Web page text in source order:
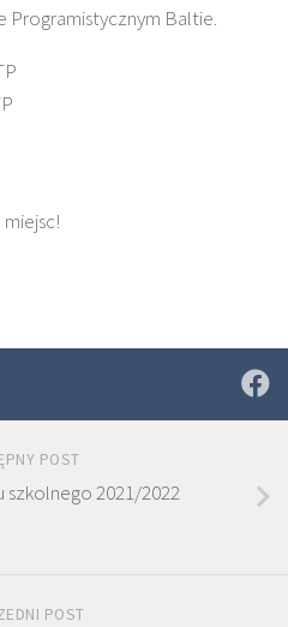
Programistycznym Baltie.
POST
szkolnego 2021/2022
POST